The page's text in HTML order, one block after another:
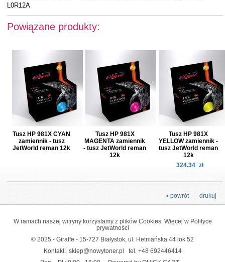
L0R12A
Powiązane produkty:
Tusz HP 981X CYAN
zamiennik - tusz
JetWorld reman 12k
Tusz HP 981X
MAGENTA zamiennik
- tusz JetWorld reman
12k
Tusz HP 981X
YELLOW zamiennik -
tusz JetWorld reman
12k
324.34 zł
drukuj
« powrót
W ramach naszej witryny korzystamy z plików Cookies. Więcej w Polityce
prywatności
© 2025 - Giraffe - 15-727 Białystok, ul. Hetmańska 44 lok 52
Kontakt: sklep@nowytoner.pl tel. +48 692446414